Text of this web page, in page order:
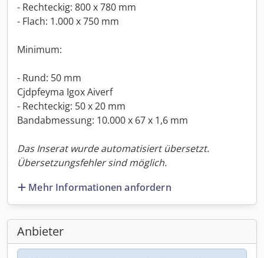
- Rechteckig: 800 x 780 mm
- Flach: 1.000 x 750 mm
Minimum:
- Rund: 50 mm
Cjdpfeyma Igox Aiverf
- Rechteckig: 50 x 20 mm
Bandabmessung: 10.000 x 67 x 1,6 mm
Das Inserat wurde automatisiert übersetzt.
Übersetzungsfehler sind möglich.
Mehr Informationen anfordern
Anbieter